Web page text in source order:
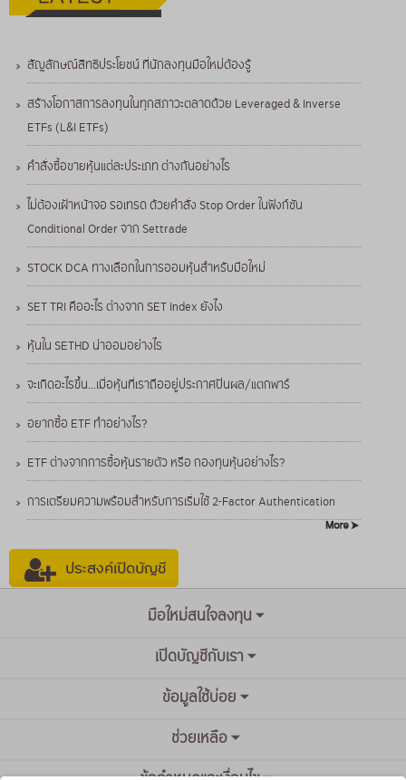
สัญลักษณ์สิทธิประโยชน์ ที่นักลงทุนมือใหม่ต้องรู้
สร้างโอกาสการลงทุนในทุกสภาวะตลาดด้วย Leveraged & Inverse
ETFs (L&I ETFs)
คำสั่งซื้อขายหุ้นแต่ละประเภท ต่างกันอย่างไร
ไม่ต้องเฝ้าหน้าจอ รอเทรด ด้วยคำสั่ง Stop Order ในฟังก์ชัน
Conditional Order จาก Settrade
STOCK DCA ทางเลือกในการออมหุ้นสำหรับมือใหม่
SET TRI คืออะไร ต่างจาก SET Index ยังไง
หุ้นใน SETHD น่าออมอย่างไร
จะเกิดอะไรขึ้น...เมื่อหุ้นที่เราถืออยู่ประกาศปันผล/แตกพาร์
อยากซื้อ ETF ทำอย่างไร?
ETF ต่างจากการซื้อหุ้นรายตัว หรือ กองทุนหุ้นอย่างไร?
การเตรียมความพร้อมสำหรับการเริ่มใช้ 2-Factor Authentication
มือใหม่สนใจลงทุน
เปิดบัญชีกับเรา
ข้อมูลใช้บ่อย
ช่วยเหลือ